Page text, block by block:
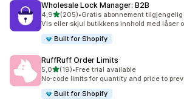
Wholesale Lock Manager: B2B
4,9av 5 stjerner
(205)
Totalt 205 omtaler
•Gratis abonnement tilgjengelig
Vis eller skjul butikkens innhold med låser
Built for Shopify
RuffRuff Order Limits
5,0av 5 stjerner
(19)
Totalt 19 omtaler
•Free trial available
No‑code limits for quantity and price to
Built for Shopify